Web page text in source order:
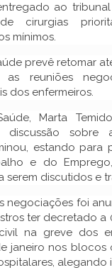
ao tribunal
cirurgias
mínimos.
prevê retomar
reuniões
dos enfermeiros.
Marta
discussão sobre
estando para
e do
serem discutidos e
negociações foi
ter decretado a
na greve dos
janeiro nos blocos
alegando